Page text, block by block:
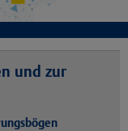
und zur